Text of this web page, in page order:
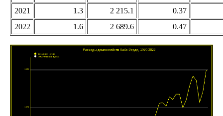
2021
1.3 2 215.1
0.37
2022
1.6 2 689.6 0.47